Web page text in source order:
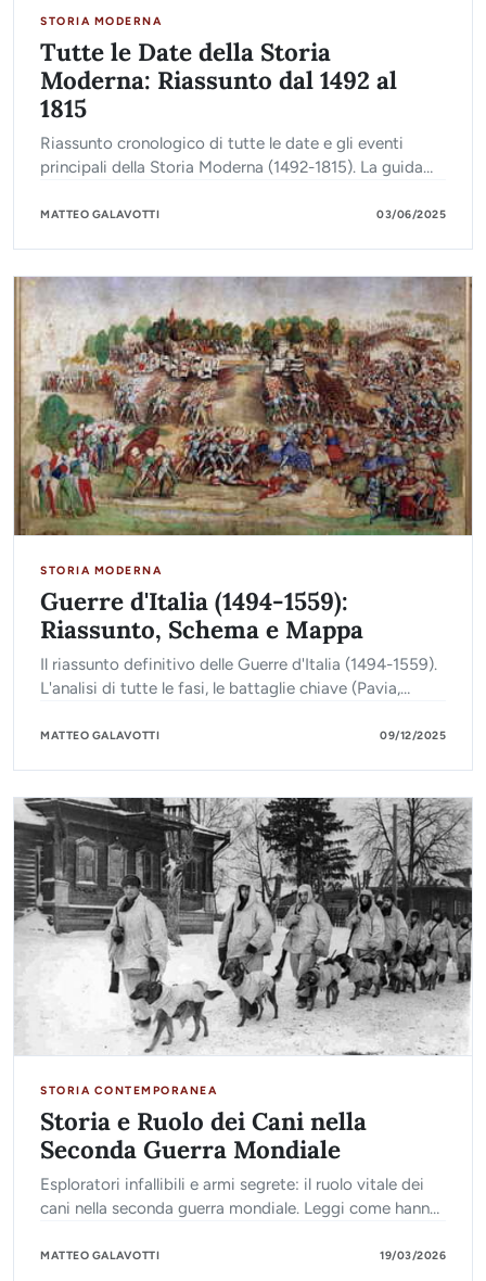
STORIA MODERNA
Tutte le Date della Storia
Moderna: Riassunto dal 1492 al
1815
Riassunto cronologico di tutte le date e gli eventi
principali della Storia Moderna (1492-1815). La guida
minuti.
MATTEO GALAVOTTI 03/06/2025
STORIA MODERNA
Guerre d'Italia (1494-1559):
Riassunto, Schema e Mappa
Il riassunto definitivo delle Guerre d'Italia (1494-1559).
L'analisi di tutte le fasi, le battaglie chiave (Pavia,
MATTEO GALAVOTTI 09/12/2025
STORIA CONTEMPORANEA
Storia e Ruolo dei Cani nella
Seconda Guerra Mondiale
Esploratori infallibili e armi segrete: il ruolo vitale dei
cani nella seconda guerra mondiale. Leggi come hanno
MATTEO GALAVOTTI 19/03/2026